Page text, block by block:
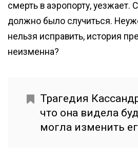
смерть в аэропорту, уезжает.
должно было случиться.
нельзя исправить, история
неизменна?
Трагедия
что она видела
могла изменить